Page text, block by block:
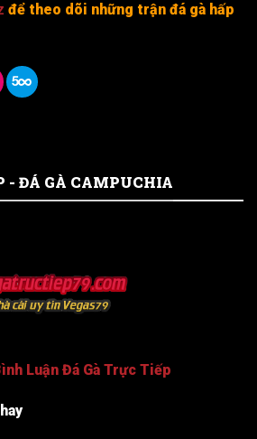
để theo dõi những trận đá gà hấp
- ĐÁ GÀ CAMPUCHIA
Luận Đá Gà Trực Tiếp